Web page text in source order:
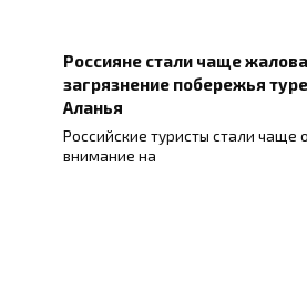
Россияне стали чаще
загрязнение побережья
Аланья
Российские туристы стали чаще
внимание на